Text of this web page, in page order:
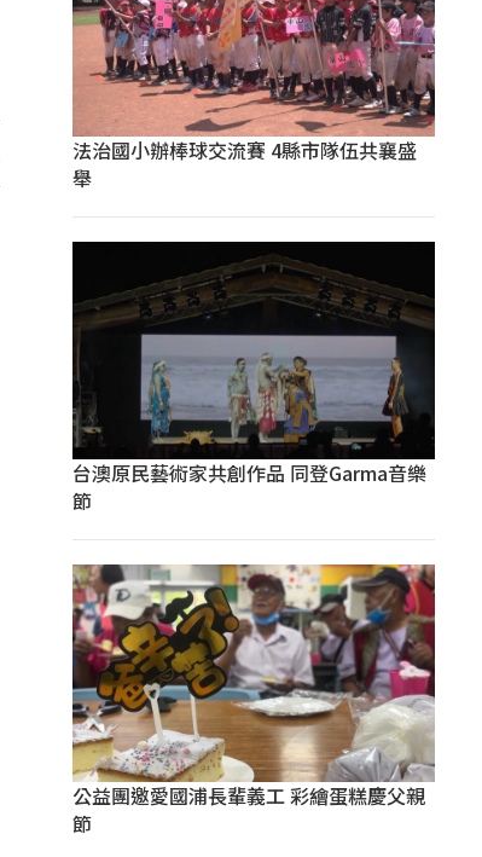
法治國小辦棒球交流賽 4縣市隊伍共襄盛
舉
台澳原民藝術家共創作品 同登Garma音樂
節
公益團邀愛國浦長輩義工 彩繪蛋糕慶父親
節